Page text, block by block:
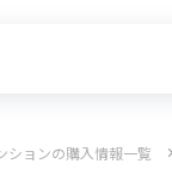
ションの購入情報一覧